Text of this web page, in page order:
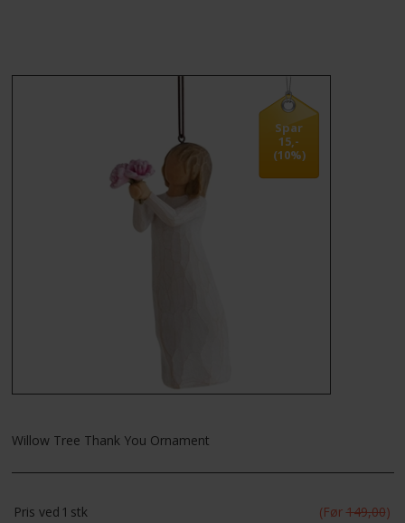
FRAGT
FAVORIT
Spar
15,-
(10%)
Willow Tree Thank You Ornament
Pris ved 1 stk (Før149,00)